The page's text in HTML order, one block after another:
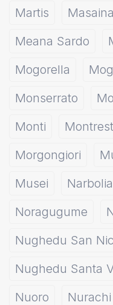
Martis
Meana Sardo
Mogorella
Monserrato
Monti
Morgongiori
Musei
Narbolia
Noragugume
Nughedu San
Nughedu Santa
Nuoro
Nurachi